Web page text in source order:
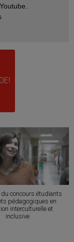
concours étudiants
pédagogiques en
interculturelle et
inclusive